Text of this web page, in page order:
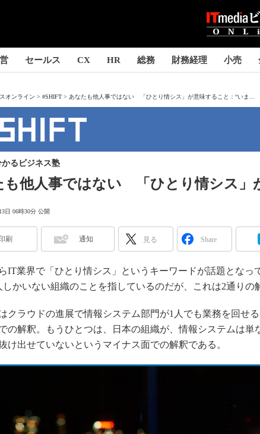
セールス CX HR 総務 財務経理 小売
オンライン #SHIFT あなたも他人事ではない 「ひとり情シス」が意味すること：“いま...
も他人事ではない 「ひとり情シス」
かるビジネス塾
日 06時30分 公開
刷 通知 見る Share
IT業界で「ひとり情シス」というキーワードが話題となっ
しかいない組織のことを指しているのだが、これは2通りの
クラウドの進展で情報システム部門が1人でも業務を回せ
の解釈。もうひとつは、日本の組織が、情報システムは単
け出せていないというマイナス面での解釈である。